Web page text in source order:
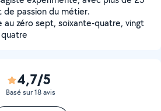
passion du métier.
au zéro sept, soixante-quatre, vingt
4,7/5
Basé sur 18 avis